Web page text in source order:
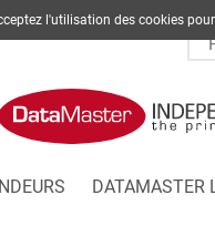
DATAMASTER
l'utilisation des